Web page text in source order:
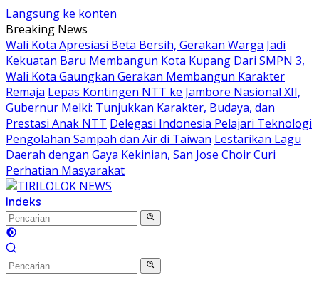
Langsung ke konten
Breaking News
Wali Kota Apresiasi Beta Bersih, Gerakan Warga Jadi
Kekuatan Baru Membangun Kota Kupang Dari SMPN 3,
Wali Kota Gaungkan Gerakan Membangun Karakter
Remaja Lepas Kontingen NTT ke Jambore Nasional XII,
Gubernur Melki: Tunjukkan Karakter, Budaya, dan
Prestasi Anak NTT Delegasi Indonesia Pelajari Teknologi
Pengolahan Sampah dan Air di Taiwan Lestarikan Lagu
Daerah dengan Gaya Kekinian, San Jose Choir Curi
Perhatian Masyarakat
Indeks